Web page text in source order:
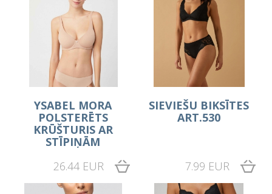
YSABEL MORA
POLSTERĒTS
KRŪŠTURIS AR
STĪPIŅĀM
26.44 EUR
SIEVIEŠU BIKSĪTES
ART.530
7.99 EUR